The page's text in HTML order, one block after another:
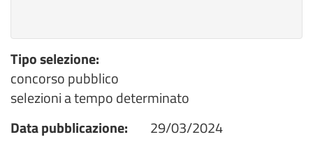
Tipo selezione:
concorso pubblico
selezioni a tempo determinato
Data pubblicazione:
29/03/2024